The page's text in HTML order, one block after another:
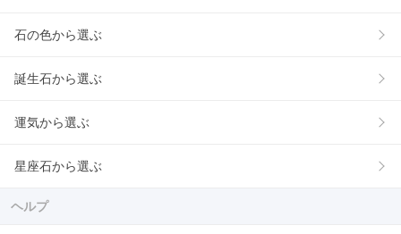
石の色から選ぶ
誕生石から選ぶ
運気から選ぶ
星座石から選ぶ
ヘルプ